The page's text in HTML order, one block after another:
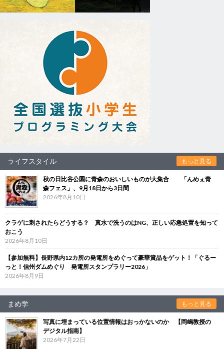
ライフスタイル もっと見る
秋の日比谷公園に青森のおいしいものが大集合 「んめぇ青
森フェス」、9月18日から3日間
2026年8月10日
クラゲに刺されたらどうする？ 真水で洗うのはNG、正しい応急処置を知って
おこう
2026年8月10日
【参加無料】長野県内12カ所の発電所をめぐって豪華賞品をゲット！「ぐるー
っと！信州ダムめぐり 発電所スタンプラリー2026」
2026年8月9日
まめ学 もっと見る
写真に埋まっている位置情報はおっかないのか 【岡嶋教授の
デジタル指南】
2026年7月22日